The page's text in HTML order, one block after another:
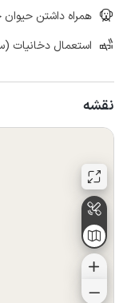
همراه داشتن
استعمال دخانیات
نقشه